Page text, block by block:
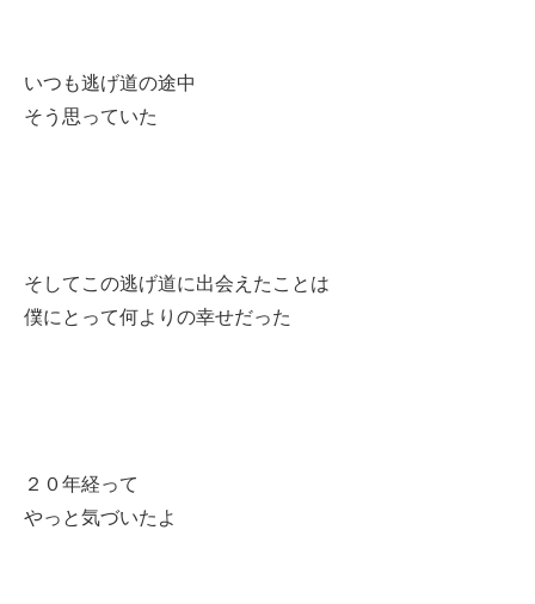
いつも逃げ道の途中
そう思っていた
そしてこの逃げ道に出会えたことは
僕にとって何よりの幸せだった
２０年経って
やっと気づいたよ